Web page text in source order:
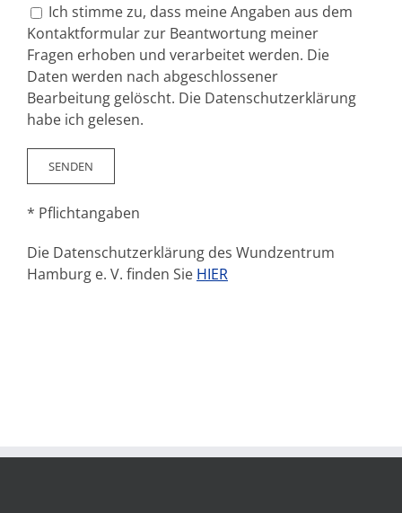
Ich stimme zu, dass meine Angaben aus dem
Kontaktformular zur Beantwortung meiner
Fragen erhoben und verarbeitet werden. Die
Daten werden nach abgeschlossener
Bearbeitung gelöscht. Die Datenschutzerklärung
habe ich gelesen.
* Pflichtangaben
Die Datenschutzerklärung des Wundzentrum
Hamburg e. V. finden Sie HIER